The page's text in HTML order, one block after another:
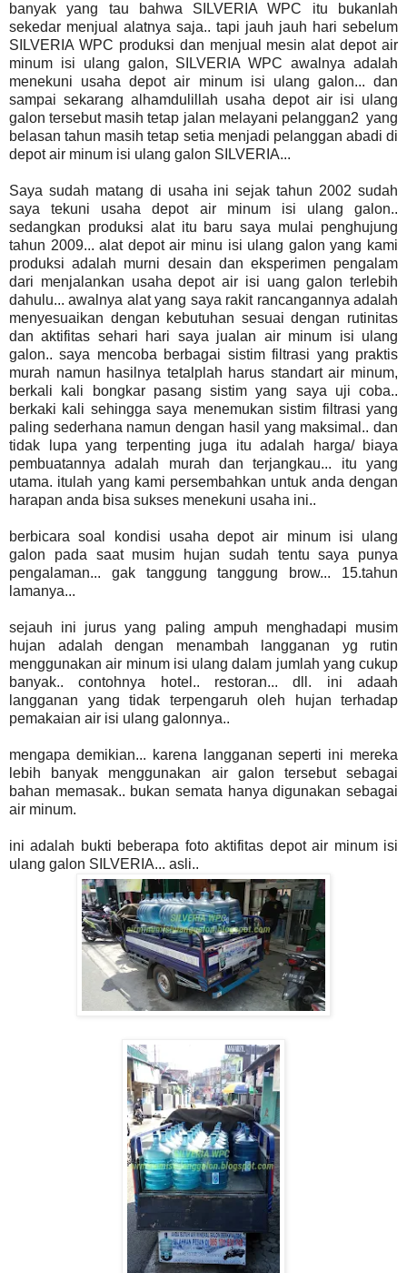
banyak yang tau bahwa SILVERIA WPC itu bukanlah
sekedar menjual alatnya saja.. tapi jauh jauh hari sebelum
SILVERIA WPC produksi dan menjual mesin alat depot air
minum isi ulang galon, SILVERIA WPC awalnya adalah
menekuni usaha depot air minum isi ulang galon... dan
sampai sekarang alhamdulillah usaha depot air isi ulang
galon tersebut masih tetap jalan melayani pelanggan2 yang
belasan tahun masih tetap setia menjadi pelanggan abadi di
depot air minum isi ulang galon SILVERIA...
Saya sudah matang di usaha ini sejak tahun 2002 sudah
saya tekuni usaha depot air minum isi ulang galon..
sedangkan produksi alat itu baru saya mulai penghujung
tahun 2009... alat depot air minu isi ulang galon yang kami
produksi adalah murni desain dan eksperimen pengalam
dari menjalankan usaha depot air isi uang galon terlebih
dahulu... awalnya alat yang saya rakit rancangannya adalah
menyesuaikan dengan kebutuhan sesuai dengan rutinitas
dan aktifitas sehari hari saya jualan air minum isi ulang
galon.. saya mencoba berbagai sistim filtrasi yang praktis
murah namun hasilnya tetalplah harus standart air minum,
berkali kali bongkar pasang sistim yang saya uji coba..
berkaki kali sehingga saya menemukan sistim filtrasi yang
paling sederhana namun dengan hasil yang maksimal.. dan
tidak lupa yang terpenting juga itu adalah harga/ biaya
pembuatannya adalah murah dan terjangkau... itu yang
utama. itulah yang kami persembahkan untuk anda dengan
harapan anda bisa sukses menekuni usaha ini..
berbicara soal kondisi usaha depot air minum isi ulang
galon pada saat musim hujan sudah tentu saya punya
pengalaman... gak tanggung tanggung brow... 15.tahun
lamanya...
sejauh ini jurus yang paling ampuh menghadapi musim
hujan adalah dengan menambah langganan yg rutin
menggunakan air minum isi ulang dalam jumlah yang cukup
banyak.. contohnya hotel.. restoran... dll. ini adaah
langganan yang tidak terpengaruh oleh hujan terhadap
pemakaian air isi ulang galonnya..
mengapa demikian... karena langganan seperti ini mereka
lebih banyak menggunakan air galon tersebut sebagai
bahan memasak.. bukan semata hanya digunakan sebagai
air minum.
ini adalah bukti beberapa foto aktifitas depot air minum isi
ulang galon SILVERIA... asli..